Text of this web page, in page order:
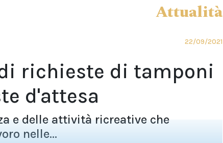
Attualità
22/09/2021
richieste di tamponi
d'attesa
e delle attività ricreative che
nelle...